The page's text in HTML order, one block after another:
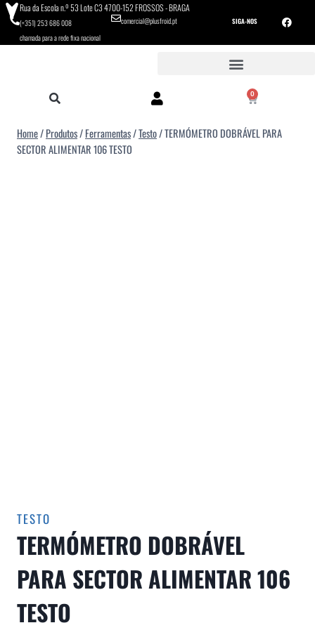
Rua da Escola n.º 53 Lote C3 4700-152 FROSSOS - BRAGA
(+351) 253 686 008
chamada para a rede fixa nacional
comercial@plusfroid.pt SIGA-NOS
0
Home/Produtos/Ferramentas/Testo/TERMÓMETRO DOBRÁVEL PARA
SECTOR ALIMENTAR 106 TESTO
TESTO
TERMÓMETRO DOBRÁVEL
PARA SECTOR ALIMENTAR 106
TESTO